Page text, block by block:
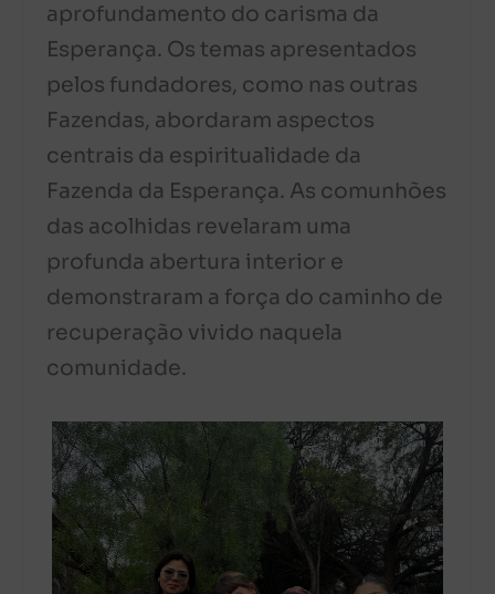
aprofundamento do carisma da
Esperança. Os temas apresentados
pelos fundadores, como nas outras
Fazendas, abordaram aspectos
centrais da espiritualidade da
Fazenda da Esperança. As comunhões
das acolhidas revelaram uma
profunda abertura interior e
demonstraram a força do caminho de
recuperação vivido naquela
comunidade.